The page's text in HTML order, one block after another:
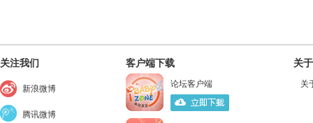
关注我们
新浪微博
腾讯微博
客户端下载
论坛客户端
关
关